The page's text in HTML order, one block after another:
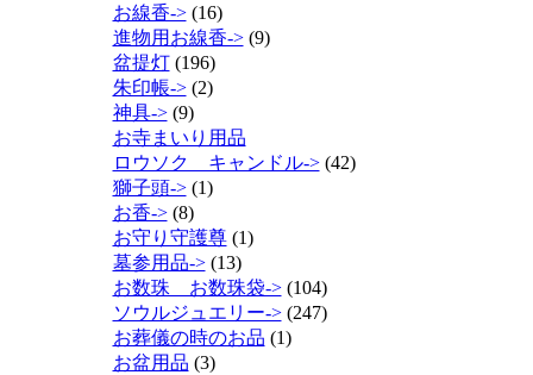
お線香->(16)
進物用お線香->(9)
盆提灯(196)
朱印帳->(2)
神具->(9)
お寺まいり用品
ロウソク キャンドル->(42)
獅子頭->(1)
お香->(8)
お守り守護尊(1)
墓参用品->(13)
お数珠 お数珠袋->(104)
ソウルジュエリー->(247)
お葬儀の時のお品 (1)
お盆用品 (3)